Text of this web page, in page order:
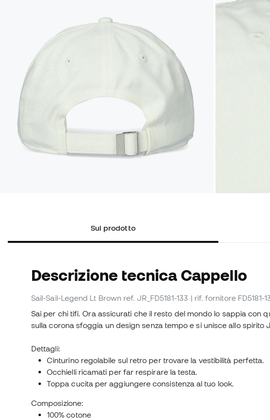
Sul prodotto
Descrizione tecnica Cappello
Sail-Sail-Legend Lt Brown ref. JR_FD5181-133 | rif. fornitore FD5181-
Sai per chi tifi. Ora assicurati che il resto del mondo lo sappia con
sulla corona sfoggia un design senza tempo e si unisce allo spirito
Dettagli:
Cinturino regolabile sul retro per trovare la vestibilità perfetta.
Occhielli ricamati per far respirare la testa.
Toppa cucita per aggiungere consistenza al tuo look.
Composizione:
100% cotone